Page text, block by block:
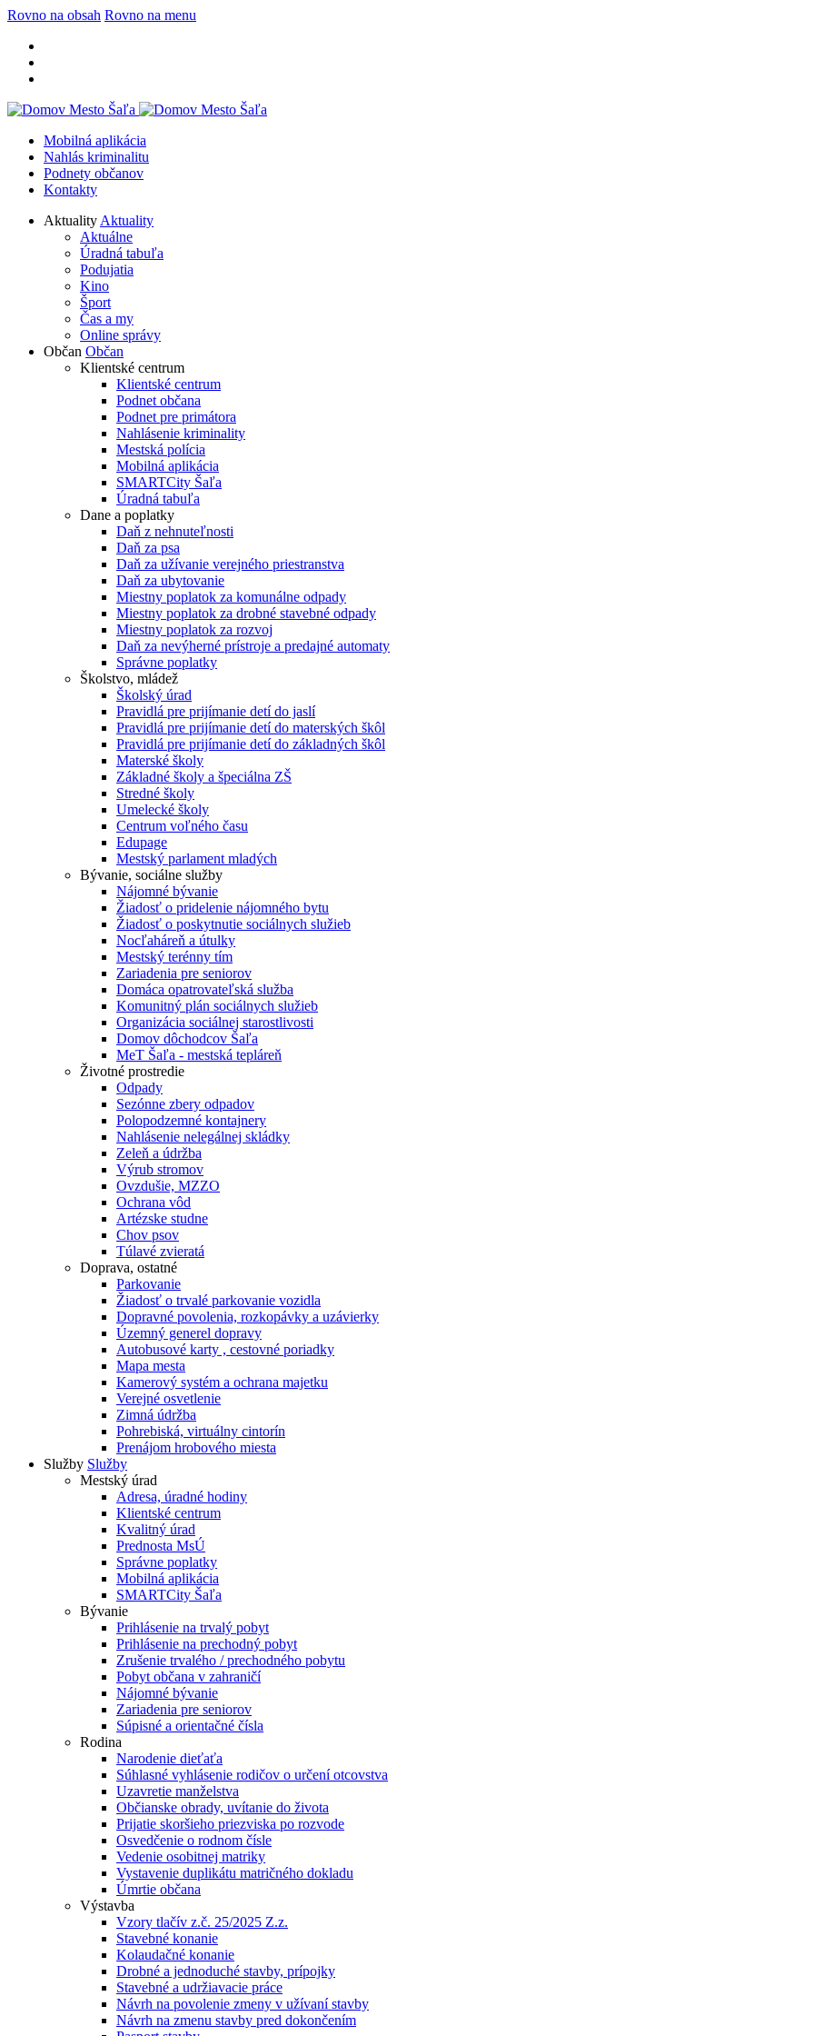
Rovno na obsah Rovno na menu
Mobilná aplikácia
Nahlás kriminalitu
Podnety občanov
Kontakty
Aktuality Aktuality
Aktuálne
Úradná tabuľa
Podujatia
Kino
Šport
Čas a my
Online správy
Občan Občan
Klientské centrum
Klientské centrum
Podnet občana
Podnet pre primátora
Nahlásenie kriminality
Mestská polícia
Mobilná aplikácia
SMARTCity Šaľa
Úradná tabuľa
Dane a poplatky
Daň z nehnuteľnosti
Daň za psa
Daň za užívanie verejného priestranstva
Daň za ubytovanie
Miestny poplatok za komunálne odpady
Miestny poplatok za drobné stavebné odpady
Miestny poplatok za rozvoj
Daň za nevýherné prístroje a predajné automaty
Správne poplatky
Školstvo, mládež
Školský úrad
Pravidlá pre prijímanie detí do jaslí
Pravidlá pre prijímanie detí do materských škôl
Pravidlá pre prijímanie detí do základných škôl
Materské školy
Základné školy a špeciálna ZŠ
Stredné školy
Umelecké školy
Centrum voľného času
Edupage
Mestský parlament mladých
Bývanie, sociálne služby
Nájomné bývanie
Žiadosť o pridelenie nájomného bytu
Žiadosť o poskytnutie sociálnych služieb
Nocľaháreň a útulky
Mestský terénny tím
Zariadenia pre seniorov
Domáca opatrovateľská služba
Komunitný plán sociálnych služieb
Organizácia sociálnej starostlivosti
Domov dôchodcov Šaľa
MeT Šaľa - mestská tepláreň
Životné prostredie
Odpady
Sezónne zbery odpadov
Polopodzemné kontajnery
Nahlásenie nelegálnej skládky
Zeleň a údržba
Výrub stromov
Ovzdušie, MZZO
Ochrana vôd
Artézske studne
Chov psov
Túlavé zvieratá
Doprava, ostatné
Parkovanie
Žiadosť o trvalé parkovanie vozidla
Dopravné povolenia, rozkopávky a uzávierky
Územný generel dopravy
Autobusové karty , cestovné poriadky
Mapa mesta
Kamerový systém a ochrana majetku
Verejné osvetlenie
Zimná údržba
Pohrebiská, virtuálny cintorín
Prenájom hrobového miesta
Služby Služby
Mestský úrad
Adresa, úradné hodiny
Klientské centrum
Kvalitný úrad
Prednosta MsÚ
Správne poplatky
Mobilná aplikácia
SMARTCity Šaľa
Bývanie
Prihlásenie na trvalý pobyt
Prihlásenie na prechodný pobyt
Zrušenie trvalého / prechodného pobytu
Pobyt občana v zahraničí
Nájomné bývanie
Zariadenia pre seniorov
Súpisné a orientačné čísla
Rodina
Narodenie dieťaťa
Súhlasné vyhlásenie rodičov o určení otcovstva
Uzavretie manželstva
Občianske obrady, uvítanie do života
Prijatie skoršieho priezviska po rozvode
Osvedčenie o rodnom čísle
Vedenie osobitnej matriky
Vystavenie duplikátu matričného dokladu
Úmrtie občana
Výstavba
Vzory tlačív z.č. 25/2025 Z.z.
Stavebné konanie
Kolaudačné konanie
Drobné a jednoduché stavby, prípojky
Stavebné a udržiavacie práce
Návrh na povolenie zmeny v užívaní stavby
Návrh na zmenu stavby pred dokončením